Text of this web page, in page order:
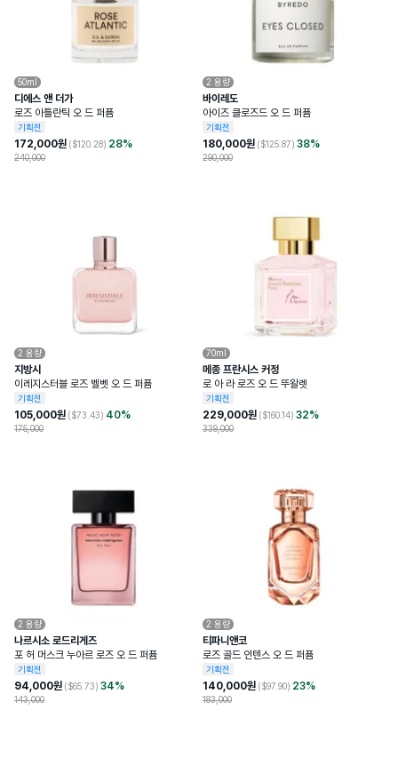
50ml
디에스 앤 더가
로즈 아틀란틱 오 드 퍼퓸
기획전
172,000원 ($120.28) 28%
240,000
2 용량
바이레도
아이즈 클로즈드 오 드 퍼퓸
기획전
180,000원 ($125.87) 38%
290,000
2 용량
지방시
이레지스터블 로즈 벨벳 오 드 퍼퓸
기획전
105,000원 ($73.43) 40%
175,000
70ml
메종 프란시스 커정
로 아 라 로즈 오 드 뚜왈렛
기획전
229,000원 ($160.14) 32%
339,000
2 용량
나르시소 로드리게즈
포 허 머스크 누아르 로즈 오 드 퍼퓸
기획전
94,000원 ($65.73) 34%
143,000
2 용량
티파니앤코
로즈 골드 인텐스 오 드 퍼퓸
기획전
140,000원 ($97.90) 23%
183,000